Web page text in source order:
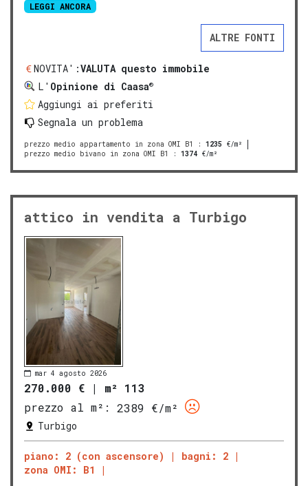
LEGGI ANCORA
ALTRE FONTI
NOVITA':VALUTA questo immobile
L' Opinione di Caasa®
Aggiungi ai preferiti
Segnala un problema
prezzo medio appartamento in zona OMI B1 : 1235 €/m²
prezzo medio bivano in zona OMI B1
: 1374 €/m²
attico in vendita a Turbigo
mar 4 agosto 2026
270.000 € | m² 113
prezzo al m²:
2389 €/m²
Turbigo
piano: 2 (con ascensore)
bagni: 2
zona OMI: B1